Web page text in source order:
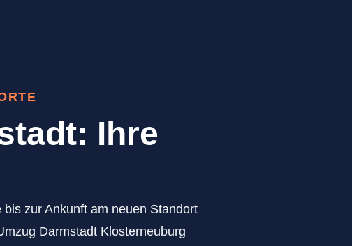
Ihre
zur Ankunft am neuen Standort
Darmstadt Klosterneuburg